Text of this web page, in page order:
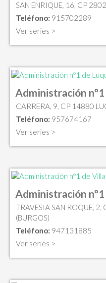
SAN ENRIQUE, 16, CP
Teléfono: 915702289
Ver series >
Administración
CARRERA, 9, CP 14880
Teléfono: 957674167
Ver series >
Administración
TRAVESIA SAN ROQUE,
(BURGOS)
Teléfono: 947131885
Ver series >